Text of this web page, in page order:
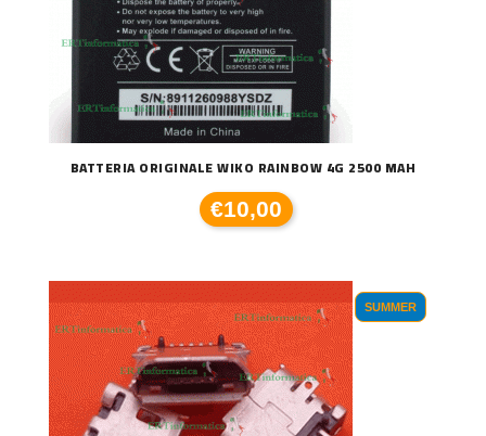
BATTERIA ORIGINALE WIKO RAINBOW 4G 2500 MAH
€10,00
SUMMER